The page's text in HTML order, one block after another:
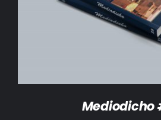
DETALLES
Mediodicho